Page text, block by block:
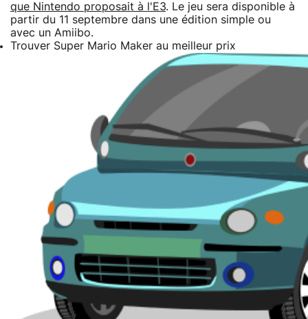
que Nintendo proposait à l'E3. Le jeu sera disponible à
partir du 11 septembre dans une édition simple ou
avec un Amiibo.
Trouver Super Mario Maker au meilleur prix